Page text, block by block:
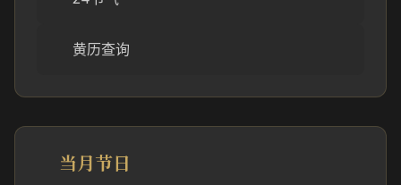
黄历查询
当月节日